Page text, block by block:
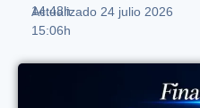
14:48h
Actualizado 24 julio 2026
15:06h